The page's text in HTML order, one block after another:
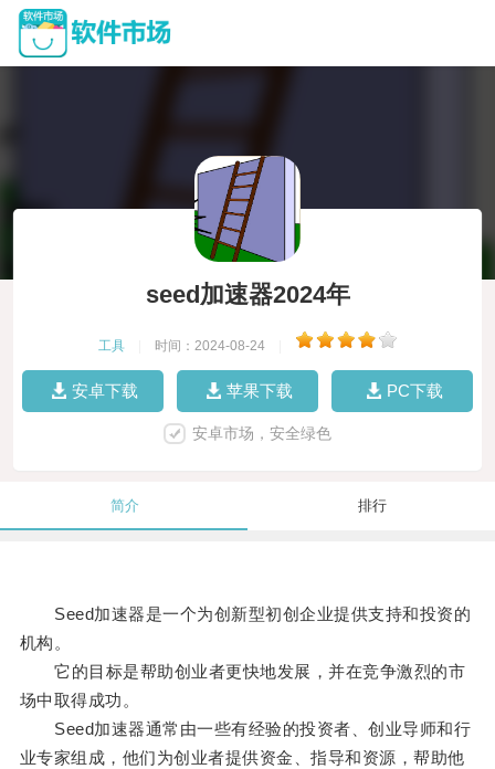
seed加速器2024年
工具 时间：2024-08-24
安卓下载 苹果下载 PC下载
安卓市场，安全绿色
简介 排行
Seed加速器是一个为创新型初创企业提供支持和投资的
机构。
它的目标是帮助创业者更快地发展，并在竞争激烈的市
场中取得成功。
Seed加速器通常由一些有经验的投资者、创业导师和行
业专家组成，他们为创业者提供资金、指导和资源，帮助他